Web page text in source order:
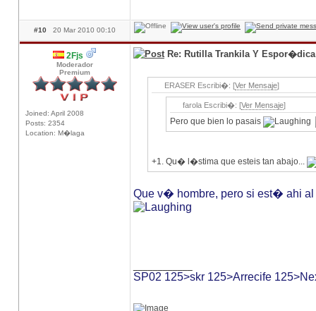
#10 20 Mar 2010 00:10
2Fjs
Moderador
Premium
Joined: April 2008
Posts: 2354
Location: M�laga
Re: Rutilla Trankila Y
ERASER Escribi�: [Ver Mensaje]
farola Escribi�: [Ver Mensaje]
Pero que bien lo pasais
+1. Qu� l�stima que esteis tan abajo...
Que v� hombre, pero si est� ahi
SP02 125>skr 125>Arrecife